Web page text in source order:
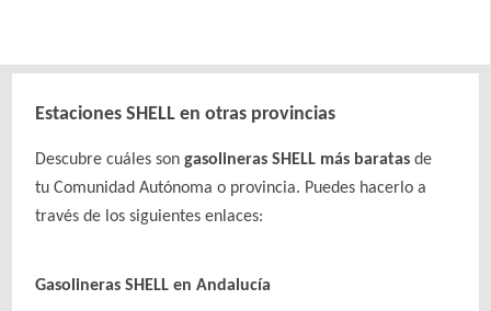
Estaciones SHELL en otras provincias
Descubre cuáles songasolineras SHELL más baratas de
tu Comunidad Autónoma o provincia. Puedes hacerlo a
través de los siguientes enlaces:
Gasolineras SHELL en Andalucía